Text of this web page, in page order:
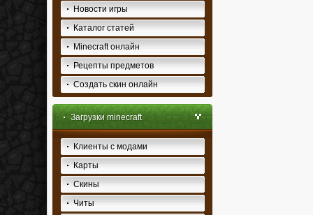
Новости игры
Каталог статей
Minecraft онлайн
Рецепты предметов
Создать скин онлайн
Загрузки minecraft
Клиенты с модами
Карты
Скины
Читы